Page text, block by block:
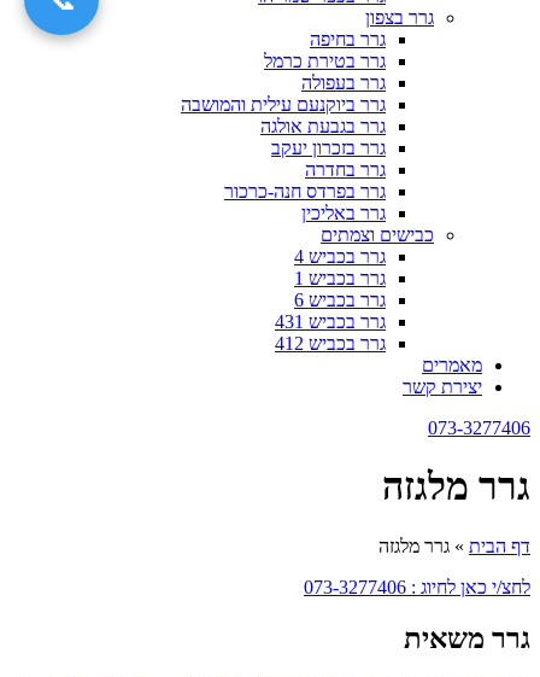
גרר בצפון
גרר בחיפה
גרר בטירת כרמל
גרר בעפולה
גרר ביוקנעם עילית והמושבה
גרר בגבעת אולגה
גרר בזכרון יעקב
גרר בחדרה
גרר בפרדס חנה-כרכור
גרר באליכין
כבישים וצמתים
גרר בכביש 4
גרר בכביש 1
גרר בכביש 6
גרר בכביש 431
גרר בכביש 412
מאמרים
יצירת קשר
073-3277406
גרר מלגזה
דף הבית » גרר מלגזה
לחצ/י כאן לחיוג : 073-3277406
גרר משאית